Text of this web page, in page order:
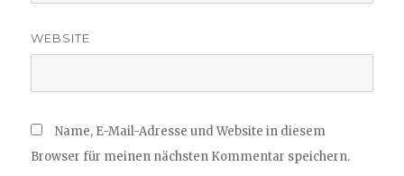
WEBSITE
Name, E-Mail-Adresse und Website in diesem
Browser für meinen nächsten Kommentar speichern.